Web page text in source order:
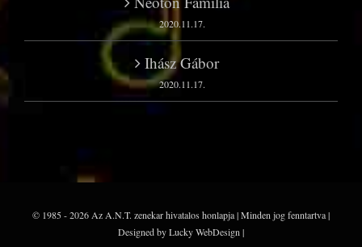
2020.11.17.
Ihász Gábor
2020.11.17.
© 1985 - 2026 Az A.N.T. zenekar hivatalos honlapja | Minden jog fenntartva |
Designed by Lucky WebDesign |